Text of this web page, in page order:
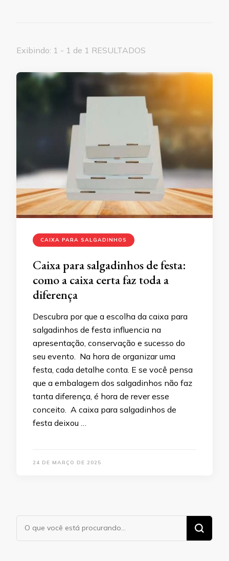
Exibindo: 1 - 1 de 1 RESULTADOS
CAIXA PARA SALGADINHOS
Caixa para salgadinhos de festa:
como a caixa certa faz toda a
diferença
Descubra por que a escolha da caixa para
salgadinhos de festa influencia na
apresentação, conservação e sucesso do
seu evento. Na hora de organizar uma
festa, cada detalhe conta. E se você pensa
que a embalagem dos salgadinhos não faz
tanta diferença, é hora de rever esse
conceito. A caixa para salgadinhos de
festa deixou …
24 DE MARÇO DE 2025
Procurando
algo?